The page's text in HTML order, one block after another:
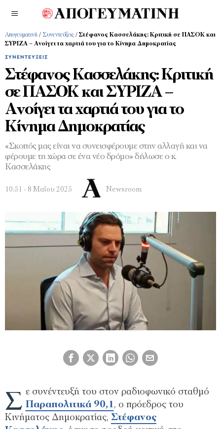
Απογευματινή / Συνεντεύξεις / Στέφανος Κασσελάκης: Κριτική σε ΠΑΣΟΚ και
ΣΥΡΙΖΑ – Ανοίγει τα χαρτιά του για το Κίνημα Δημοκρατίας
ΣΥΝΕΝΤΕΎΞΕΙΣ
Στέφανος Κασσελάκης: Κριτική
σε ΠΑΣΟΚ και ΣΥΡΙΖΑ –
Ανοίγει τα χαρτιά του για το
Κίνημα Δημοκρατίας
«Σκοπός μας είναι να συνεισφέρουμε στην αλλαγή και να
φέρουμε τη χώρα σε ένα νέο δρόμο» δήλωσε ο κ.
Κασσελάκης
10:51 - 8 Μαΐου 2025 Newsroom
Σ ε συνέντευξή του στον ραδιοφωνικό σταθμό
Παραπολιτικά 90,1, ο πρόεδρος του
Κινήματος Δημοκρατίας, Στέφανος